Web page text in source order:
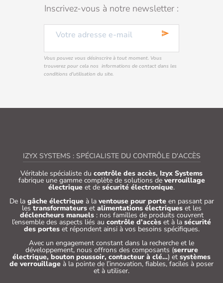
Inscrivez-vous à notre newsletter :
send
Vous pouvez vous désinscrire à tout moment. Vous
trouverez pour cela nos informations de contact dans les
conditions d'utilisation du site.
IZYX SYSTEMS : SPÉCIALISTE DU CONTRÔLE D'ACCÈS
Véritable spécialiste du contrôle des accès, Izyx Systems
fabrique une gamme complète de solutions de verrouillage
électrique et de sécurité électronique.
De la gâche électriqueà la ventouse pour porteen passant par
les transformateurset alimentations électriqueset les
déclencheurs manuels: nos familles de produits couvrent
l’ensemble des aspects liés au contrôle d’accès et à la sécurité
des porteset répondent ainsi à vos besoins spécifiques.
Avec un engagement constant dans la recherche et le
développement, nous offrons des composants (serrure
électrique, bouton poussoir, contacteur à clé…) et systèmes
de verrouillage à la pointe de l’innovation, fiables, faciles à poser
et à utiliser.